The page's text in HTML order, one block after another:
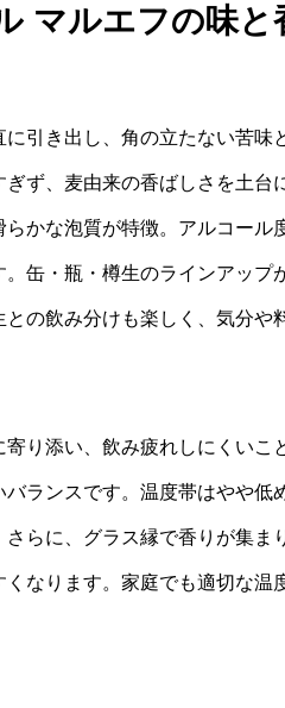
マルエフの味と
引き出し、角の立たない苦味
ず、麦由来の香ばしさを土台
かな泡質が特徴。アルコール
缶・瓶・樽生のラインアップ
の飲み分けも楽しく、気分や
り添い、飲み疲れしにくいこ
ランスです。温度帯はやや低
らに、グラス縁で香りが集ま
なります。家庭でも適切な温